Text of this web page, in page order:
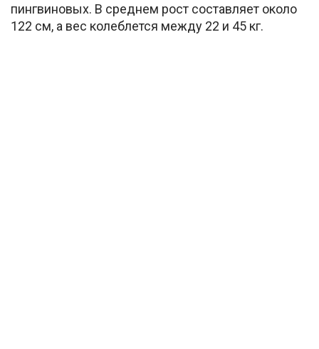
пингвиновых. В среднем рост составляет около
122 см, а вес колеблется между 22 и 45 кг.